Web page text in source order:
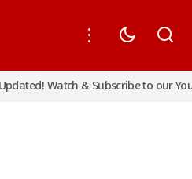
Watch & Subscribe to our